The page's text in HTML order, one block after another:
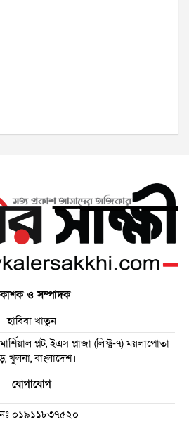
ও সম্পাদক
হাবিবা খাতুন
প্লট, ইএস প্লাজা (লিফ্ট-৭) ময়লাপোতা
খুলনা, বাংলাদেশ।
যোগাযোগ
০১৯১১৮৩৭৫২০